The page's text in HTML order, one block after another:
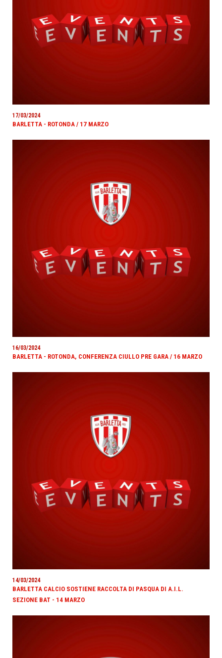
17/03/2024
BARLETTA - ROTONDA / 17 MARZO
16/03/2024
BARLETTA - ROTONDA, CONFERENZA CIULLO PRE GARA / 16 MARZO
14/03/2024
BARLETTA CALCIO SOSTIENE RACCOLTA DI PASQUA DI A.I.L.
SEZIONE BAT - 14 MARZO